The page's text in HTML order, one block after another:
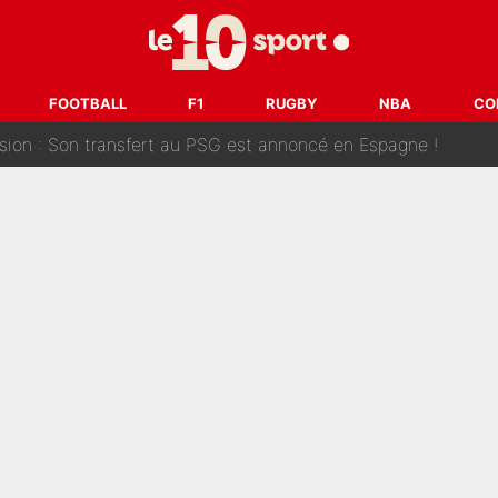
FOOTBALL F1 RUGBY NBA
McCourt, démission de Roberto De Zerbi : Medhi Benatia se lâche sur
est attaqué après son dérapage sur CNews : «Et lui, il prend
: Son transfert au PSG est annoncé en Espagne !